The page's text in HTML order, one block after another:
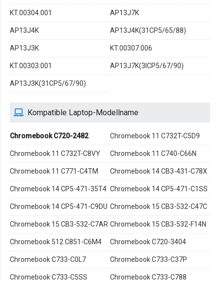
KT.00304.001 AP13J7K
AP13J4K AP13J4K(31CP5/65/88)
AP13J3K KT.00307.006
KT.00303.001 AP13J7K(3ICP5/67/90)
AP13J3K(31CP5/67/90)
Kompatible Laptop-Modellname
Chromebook C720-2482 Chromebook 11 C732T-C5D9
Chromebook 11 C732T-C8VY Chromebook 11 C740-C66N
Chromebook 11 C771-C4TM Chromebook 14 CB3-431-C78X
Chromebook 14 CP5-471-35T4 Chromebook 14 CP5-471-C1SS
Chromebook 14 CP5-471-C9DU Chromebook 15 CB3-532-C47C
Chromebook 15 CB3-532-C7AR Chromebook 15 CB3-532-F14N
Chromebook 512 C851-C6M4 Chromebook C720-3404
Chromebook C733-C0L7 Chromebook C733-C37P
Chromebook C733-C5SS Chromebook C733-C788